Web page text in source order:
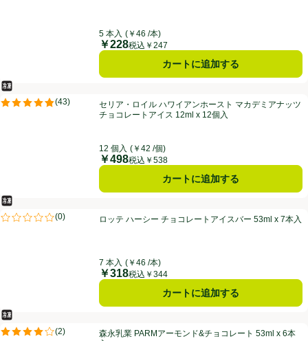
5 本入 (￥46 /本)
価格
￥228税込￥247
カートに追加する
セリア・ロイル ハワイアンホースト マカデミアナッツチョコレート
冷凍食品
(43)
評価は43件のレビューで5点中4.8点。セリア・ロイル ハワイアンホースト マカデミアナッツ
チョコレートアイス 12ml x 12個入
12 個入 (￥42 /個)
価格
￥498税込￥538
カートに追加する
ロッテ ハーシー チョコレートアイスバー 53ml x 7本入
冷凍食品
(0)
評価は0件のレビューで5点中0.0点。ロッテ ハーシー チョコレートアイスバー 53ml x 7本入
7 本入 (￥46 /本)
価格
￥318税込￥344
カートに追加する
森永乳業 PARMアーモンド&チョコレート 53ml x 6本入
冷凍食品
(2)
評価は2件のレビューで5点中4.0点。森永乳業 PARMアーモンド&チョコレート 53ml x 6本